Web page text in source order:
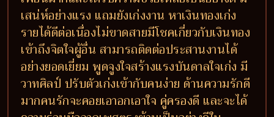
เสน่ห์อย่างแรง แถมยังเก่งงาน หาเงินทองเก่ง
รายได้ดีต่อเนื่องไม่ขาดสายมีโชคเกี่ยวกับเงินทอง
เข้าถึงจิตใจผู้อื่น สามารถติดต่อประสานงานได้
อย่างยอดเยี่ยม พูดจูงใจสร้างแรงบันดาลใจเก่ง มี
วาทศิลป์ ปรับตัวเก่งเข้ากับคนง่าย ด้านความรักดี
มากคนรักจะคอยเอาอกเอาใจ คู่ครองดี และจะได้